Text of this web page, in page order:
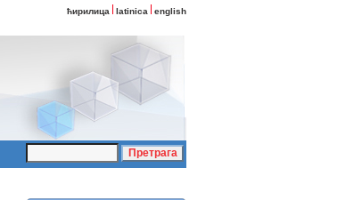
ћирилица latinica english